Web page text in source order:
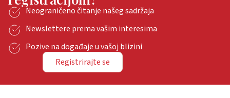
Neograničeno čitanje našeg sadržaja
Newslettere prema vašim interesima
Pozive na događaje u vašoj blizini
Registrirajte se